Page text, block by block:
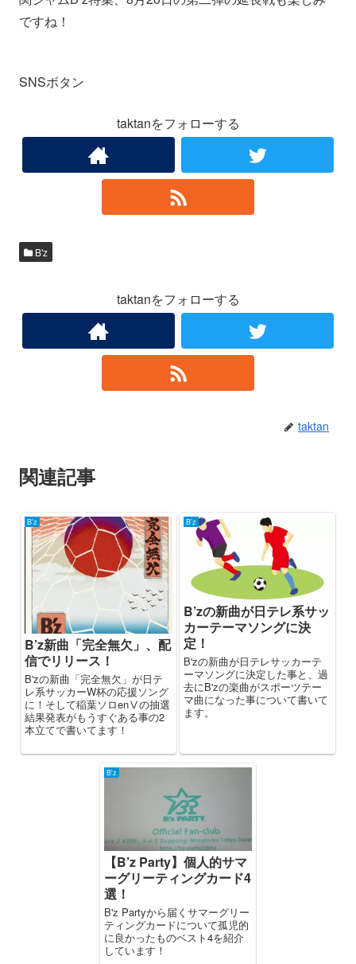
ですね！
SNSボタン
taktanをフォローする
B'z
taktanをフォローする
taktan
関連記事
B'z
B’z新曲「完全無欠」、配
信でリリース！
B'zの新曲「完全無欠」が日テ
レ系サッカーW杯の応援ソング
に！そして稲葉ソロenⅤの抽選
結果発表がもうすぐある事の2
本立てで書いてます！
B'z
B’zの新曲が日テレ系サッ
カーテーマソングに決
定！
B'zの新曲が日テレサッカーテ
ーマソングに決定した事と、過
去にB'zの楽曲がスポーツテー
マ曲になった事について書いて
ます。
B'z
【B’z Party】個人的サマ
ーグリーティングカード4
選！
B'z Partyから届くサマーグリー
ティングカードについて孤児的
に良かったものベスト4を紹介
しています！